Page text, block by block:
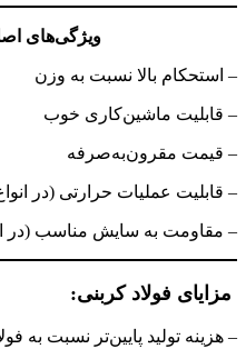
ویژگی‌های
– استحکام بالا نسبت به وزن
– قابلیت ماشین‌کاری خوب
– قیمت مقرون‌به‌صرفه
– قابلیت عملیات حرارتی (در انواع
– مقاومت به سایش مناسب (در
مزایای فولاد کربنی:
– هزینه تولید پایین‌تر نسبت به